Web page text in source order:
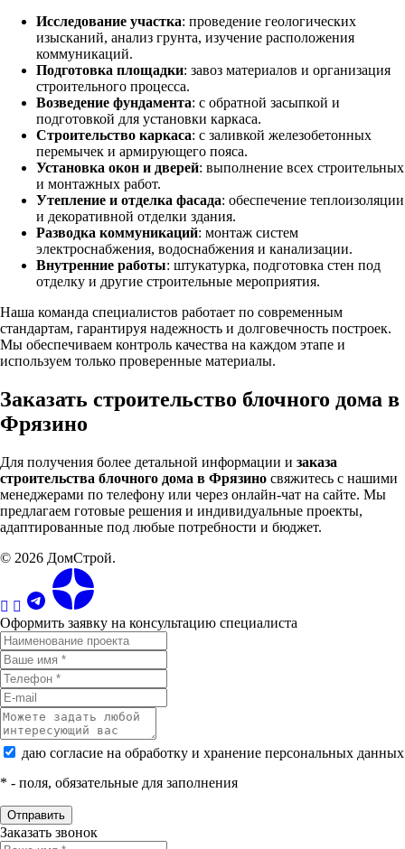
Исследование участка: проведение геологических
изысканий, анализ грунта, изучение расположения
коммуникаций.
Подготовка площадки: завоз материалов и организация
строительного процесса.
Возведение фундамента: с обратной засыпкой и
подготовкой для установки каркаса.
Строительство каркаса: с заливкой железобетонных
перемычек и армирующего пояса.
Установка окон и дверей: выполнение всех строительных
и монтажных работ.
Утепление и отделка фасада: обеспечение теплоизоляции
и декоративной отделки здания.
Разводка коммуникаций: монтаж систем
электроснабжения, водоснабжения и канализации.
Внутренние работы: штукатурка, подготовка стен под
отделку и другие строительные мероприятия.
Наша команда специалистов работает по современным
стандартам, гарантируя надежность и долговечность построек.
Мы обеспечиваем контроль качества на каждом этапе и
используем только проверенные материалы.
Заказать строительство блочного дома в
Фрязино
Для получения более детальной информации и заказа
строительства блочного дома в Фрязино свяжитесь с нашими
менеджерами по телефону или через онлайн-чат на сайте. Мы
предлагаем готовые решения и индивидуальные проекты,
адаптированные под любые потребности и бюджет.
© 2026 ДомСтрой.
Оформить заявку на консультацию специалиста
даю согласие на обработку и хранение персональных данных
* - поля, обязательные для заполнения
Заказать звонок